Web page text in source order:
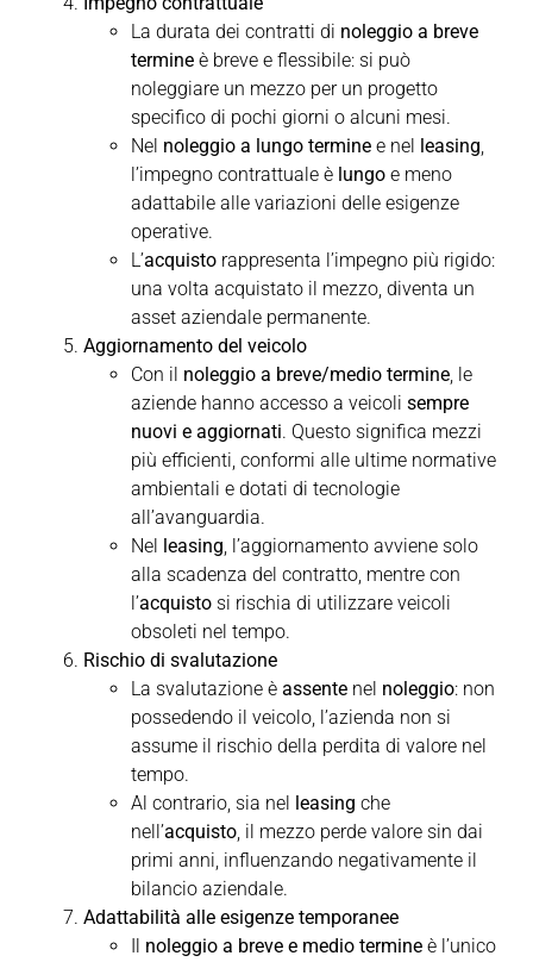
La durata dei contratti di noleggio a breve
termine è breve e flessibile: si può
noleggiare un mezzo per un progetto
specifico di pochi giorni o alcuni mesi.
Nel noleggio a lungo termine e nel leasing,
l’impegno contrattuale è lungo e meno
adattabile alle variazioni delle esigenze
operative.
L’acquisto rappresenta l’impegno più rigido:
una volta acquistato il mezzo, diventa un
asset aziendale permanente.
Aggiornamento del veicolo
Con il noleggio a breve/medio termine, le
aziende hanno accesso a veicoli sempre
nuovi e aggiornati. Questo significa mezzi
più efficienti, conformi alle ultime normative
ambientali e dotati di tecnologie
all’avanguardia.
Nel
leasing, l’aggiornamento avviene solo
alla scadenza del contratto, mentre con
l’acquisto si rischia di utilizzare veicoli
obsoleti nel tempo.
Rischio di svalutazione
La svalutazione è assente nel noleggio: non
possedendo il veicolo, l’azienda non si
assume il rischio della perdita di valore nel
tempo.
Al contrario, sia nel
leasing che
nell’acquisto, il mezzo perde valore sin dai
primi anni, influenzando negativamente il
bilancio aziendale.
Adattabilità alle esigenze temporanee
noleggio a breve e medio termine è l’unico